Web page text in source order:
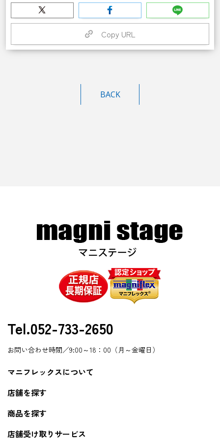
Copy URL
BACK
Tel.052-733-2650
お問い合わせ時間／9:00～18：00（月～金曜日）
マニフレックスについて
店舗を探す
商品を探す
店舗受け取りサービス